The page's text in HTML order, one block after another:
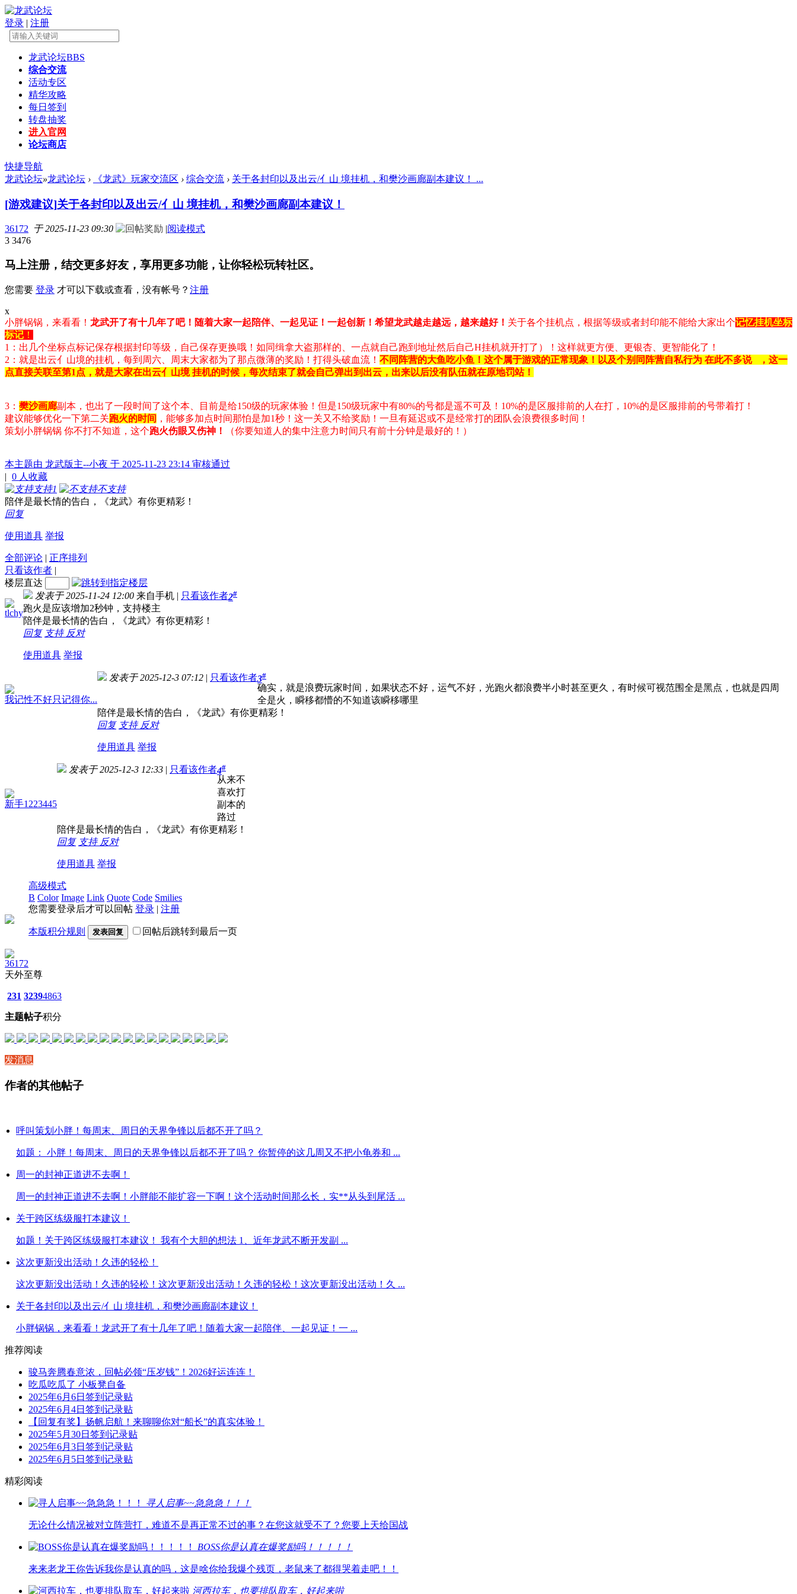
登录 | 注册
龙武论坛BBS
综合交流
活动专区
精华攻略
每日签到
转盘抽奖
进入官网
论坛商店
快捷导航
龙武论坛»龙武论坛 › 《龙武》玩家交流区 › 综合交流 › 关于各封印以及出云/亻山 境挂机，和樊沙画廊副本建议！ ...
[游戏建议]关于各封印以及出云/亻山 境挂机，和樊沙画廊副本建议！
36172 于 2025-11-23 09:30 |阅读模式
3 3476
马上注册，结交更多好友，享用更多功能，让你轻松玩转社区。
您需要 登录 才可以下载或查看，没有帐号？ 注册
x
小胖锅锅，来看看！ 龙武开了有十几年了吧！随着大家一起陪伴、一起见证！一起创新！希望龙武越走越远，越来越好！ 关于各个挂机点，根据等级或者封印能不能给大家出个记忆挂机坐标
标记 ！
1： 出几个坐标点标记保存根据封印等级，自己保存更换哦！如同缉拿大盗那样的、一点就自己跑到地址然后自己H挂机就开打了）！这样就更方便、更银杏、更智能化了！
2：就是出云亻山境的挂机，每到周六、周末大家都为了那点微薄的奖励！打得头破血流！ 不同阵营的大鱼吃小鱼！这个属于游戏的正常现象！以及个别同阵营自私行为 在此不多说，这一
点直接关联至第1点，就是大家在出云亻山境 挂机的时候，每次结束了就会自己弹出到出云，出来以后没有队伍就在原地罚站！
3： 樊沙画廊副本，也出了一段时间了这个本、目前是给150级的玩家体验！但是150级玩家中有80%的号都是遥不可及！10%的是区服排前的人在打，10%的是区服排前的号带着打！
建议能够优化一下第二关跑火的时间 ，能够多加点时间那怕是加1秒！这一关又不给奖励！一旦有延迟或不是经常打的团队会浪费很多时间！
策划小胖锅锅 你不打不知道，这个跑火伤眼又伤神！ （你要知道人的集中注意力时间只有前十分钟是最好的！）
本主题由 龙武版主--小夜 于 2025-11-23 23:14 审核通过
| 0 人收藏
支持1
不支持
陪伴是最长情的告白，《龙武》有你更精彩！
回复
使用道具 举报
全部评论 | 正序排列
只看该作者 |
楼层直达
tlchy
发表于 2025-11-24 12:00 来自手机 | 只看该作者2#
跑火是应该增加2秒钟，支持楼主
陪伴是最长情的告白，《龙武》有你更精彩！
回复 支持 反对
使用道具 举报
我记性不好只记得你...
发表于 2025-12-3 07:12 | 只看该作者3#
确实，就是浪费玩家时间，如果状态不好，运气不好，光跑火都浪费半小时甚至更久，有时候可视范围全是黑点，也就是四周
全是火，瞬移都懵的不知道该瞬移哪里
陪伴是最长情的告白，《龙武》有你更精彩！
回复 支持 反对
使用道具 举报
新手1223445
发表于 2025-12-3 12:33 | 只看该作者4#
从来不
喜欢打
副本的
路过
陪伴是最长情的告白，《龙武》有你更精彩！
回复 支持 反对
使用道具 举报
高级模式
B Color Image Link Quote Code Smilies
您需要登录后才可以回帖 登录 | 注册
本版积分规则 发表回复 回帖后跳转到最后一页
36172
天外至尊
231
主题
3239
帖子
4863
积分
发消息
作者的其他帖子
呼叫策划小胖！每周末、周日的天界争锋以后都不开了吗？
如题： 小胖！每周末、周日的天界争锋以后都不开了吗？ 你暂停的这几周又不把小龟券和 ...
周一的封神正道进不去啊！
周一的封神正道进不去啊！小胖能不能扩容一下啊！这个活动时间那么长，实**从头到尾活 ...
关于跨区练级服打本建议！
如题！关于跨区练级服打本建议！ 我有个大胆的想法 1、近年龙武不断开发副 ...
这次更新没出活动！久违的轻松！
这次更新没出活动！久违的轻松！这次更新没出活动！久违的轻松！这次更新没出活动！久 ...
关于各封印以及出云/亻山 境挂机，和樊沙画廊副本建议！
小胖锅锅，来看看！龙武开了有十几年了吧！随着大家一起陪伴、一起见证！一 ...
推荐阅读
骏马奔腾春意浓，回帖必领“压岁钱”！2026好运连连！
吃瓜吃瓜了 小板凳自备
2025年6月6日签到记录贴
2025年6月4日签到记录贴
【回复有奖】扬帆启航！来聊聊你对“船长”的真实体验！
2025年5月30日签到记录贴
2025年6月3日签到记录贴
2025年6月5日签到记录贴
精彩阅读
寻人启事~~急急急！！！
无论什么情况被对立阵营打，难道不是再正常不过的事？在您这就受不了？您要上天给国战
BOSS你是认真在爆奖励吗！！！！！
来来老龙王你告诉我你是认真的吗，这是啥你给我爆个残页，老鼠来了都得哭着走吧！！
河西拉车，也要排队取车，好起来啦